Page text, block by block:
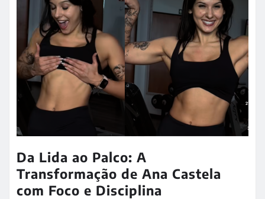
Da Lida ao Palco: A
Transformação de Ana Castela
com Foco e Disciplina